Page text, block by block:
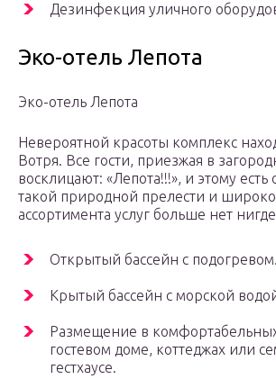
Дезинфекция уличного
Эко-отель Лепота
Эко-отель Лепота
Невероятной красоты комплекс
Вотря. Все гости, приезжая в
восклицают: «Лепота!!!», и этому есть
такой природной прелести и
ассортимента услуг больше нет
Открытый бассейн с подогревом.
Крытый бассейн с морской
Размещение в
гостевом доме, коттеджах или
гестхаусе.